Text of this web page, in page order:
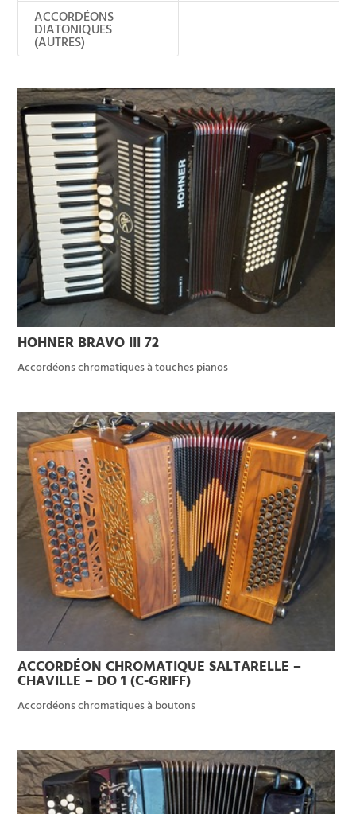
ACCORDÉONS
DIATONIQUES
(AUTRES)
HOHNER BRAVO III 72
Accordéons chromatiques à touches pianos
ACCORDÉON CHROMATIQUE SALTARELLE –
CHAVILLE – DO 1 (C-GRIFF)
Accordéons chromatiques à boutons